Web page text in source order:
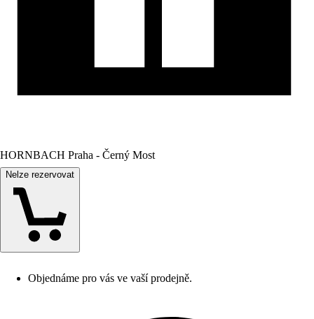
HORNBACH Praha - Černý Most
Nelze rezervovat
Objednáme pro vás ve vaší prodejně.